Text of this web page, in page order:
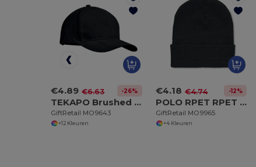
€4.89 €6.63 -26%
TEKAPO Brushed cotton basebal cap
GiftRetail MO9643
+12 Kleuren
€4.18 €4.74 -12%
POLO RPET RPET muts met omslag
GiftRetail MO9965
+4 Kleuren